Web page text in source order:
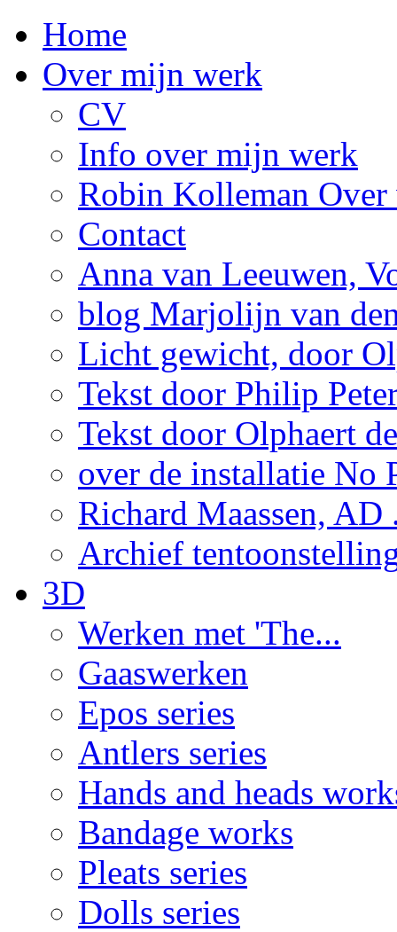
Home
Over mijn werk
CV
Info over mijn werk
Robin Kolleman
Contact
Anna van Leeuwen,
blog Marjolijn van
Licht gewicht, door
Tekst door Philip
Tekst door Olphaert
over de installatie No
Richard Maassen, AD
Archief
3D
Werken met 'The...
Gaaswerken
Epos series
Antlers series
Hands and heads
Bandage works
Pleats series
Dolls series